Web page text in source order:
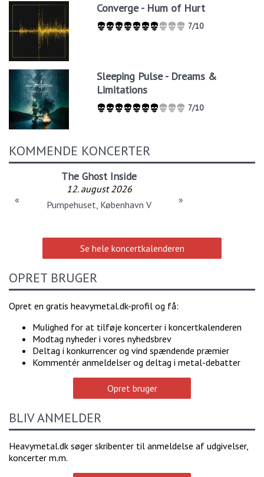
Converge - Hum of Hurt
7/10
Sleeping Pulse - Dreams &
Limitations
7/10
KOMMENDE KONCERTER
The Ghost Inside
12. august 2026
Pumpehuset, København V
« »
Se hele koncertkalenderen
OPRET BRUGER
Opret en gratis heavymetal.dk-profil og få:
Mulighed for at tilføje koncerter i koncertkalenderen
Modtag nyheder i vores nyhedsbrev
Deltag i konkurrencer og vind spændende præmier
Kommentér anmeldelser og deltag i metal-debatter
Opret bruger
BLIV ANMELDER
Heavymetal.dk søger skribenter til anmeldelse af udgivelser,
koncerter m.m.